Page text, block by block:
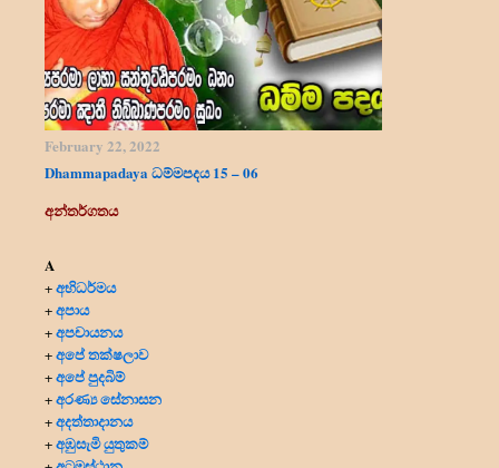
February 22, 2022
Dhammapadaya ධම්මපදය 15 – 06
අන්තර්ගතය
A
+අභිධර්මය
+අපාය
+අපචායනය
+අපේ තක්ෂලාව
+අපේ පුදබිම්
+අරණ්‍ය සේනාසන
+අදත්තාදානය
+අඹුසැමි යුතුකම්